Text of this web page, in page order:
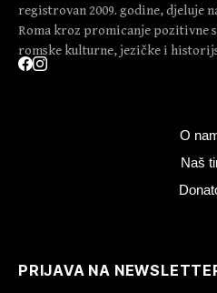
registrovan 2009. godine,
Roma kroz promicanje pozitivne
romske kulturne, jezičke i
O
Naš
PRIJAVA NA